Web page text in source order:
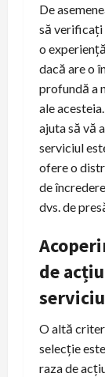
De
să verificați
o
dacă are o
profundă a
ale
ajuta să vă
serviciul
ofere o
de
dvs. de
de
O altă
selecție
raza de